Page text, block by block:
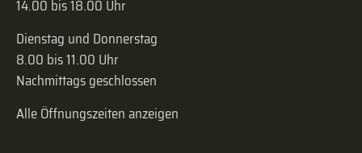
14.00 bis 18.00 Uhr
Dienstag und Donnerstag
8.00 bis 11.00 Uhr
Nachmittags geschlossen
Alle Öffnungszeiten anzeigen